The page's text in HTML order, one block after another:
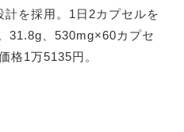
を採用。1日2カプセルを
31.8g、530mg×60カプセ
格1万5135円。